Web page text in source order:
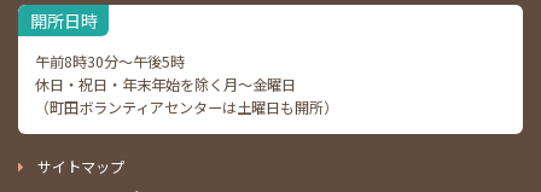
開所日時
午前8時30分～午後5時
休日・祝日・年末年始を除く月～金曜日
（町田ボランティアセンターは土曜日も開所）
サイトマップ